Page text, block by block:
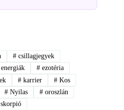
# csillagjegyek
energiák # ezotéria
# karrier # Kos
# Nyilas # oroszlán
skorpió